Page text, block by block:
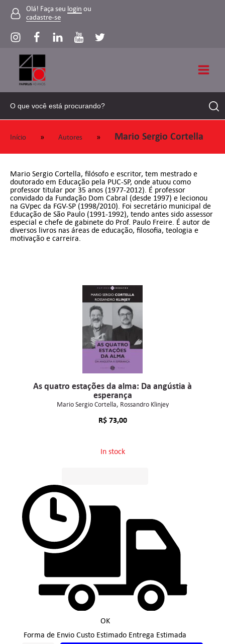
Olá! Faça seu login ou
cadastre-se
Início » Autores » Mario Sergio Cortella
Mario Sergio Cortella, filósofo e escritor, tem mestrado e
doutorado em Educação pela PUC-SP, onde atuou como
professor titular por 35 anos (1977-2012). É professor
convidado da Fundação Dom Cabral (desde 1997) e lecionou
na GVpec da FGV-SP (1998/2010). Foi secretário municipal de
Educação de São Paulo (1991-1992), tendo antes sido assessor
especial e chefe de gabinete do Prof. Paulo Freire. É autor de
diversos livros nas áreas de educação, filosofia, teologia e
motivação e carreira.
As quatro estações da alma: Da angústia à
esperança
Mario Sergio Cortella Rossandro Klinjey
R$73,00
In stock
OK
Forma de Envio Custo Estimado Entrega Estimada